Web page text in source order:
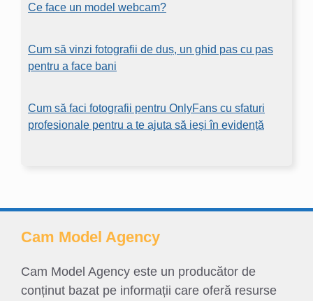
Ce face un model webcam?
Cum să vinzi fotografii de duș, un ghid pas cu pas
pentru a face bani
Cum să faci fotografii pentru OnlyFans cu sfaturi
profesionale pentru a te ajuta să ieși în evidență
Cam Model Agency
Cam Model Agency este un producător de
conținut bazat pe informații care oferă resurse